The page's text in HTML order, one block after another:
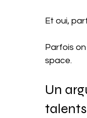
Et oui,
Parfois
space.
Un